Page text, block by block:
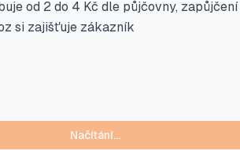
od 2 do 4 Kč dle půjčovny,
si zajišťuje zákazník
Načítání…